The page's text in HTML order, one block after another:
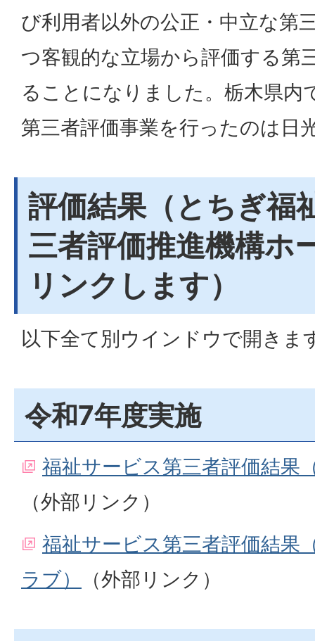
び利用者以外の公正・中立な第
つ客観的な立場から評価する第
ることになりました。栃木県内
第三者評価事業を行ったのは日
評価結果（とちぎ福
三者評価推進機構ホ
リンクします）
以下全て別ウインドウで開きま
令和7年度実施
福祉サービス第三者評価結果
（外部リンク）
福祉サービス第三者評価結果
ラブ）
（外部リンク）